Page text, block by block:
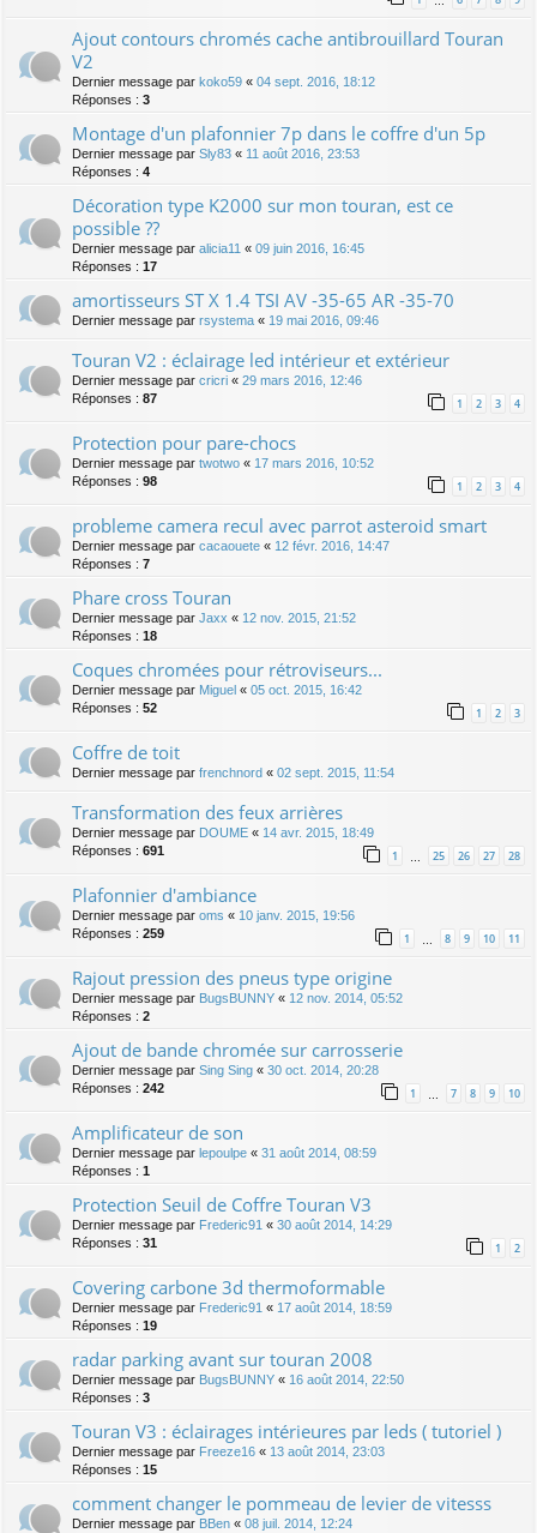
Ajout contours chromés cache antibrouillard Touran
V2
Dernier message par koko59 « 04 sept. 2016, 18:12
Réponses : 3
Montage d'un plafonnier 7p dans le coffre d'un 5p
Dernier message par Sly83 « 11 août 2016, 23:53
Réponses : 4
Décoration type K2000 sur mon touran, est ce
possible ??
Dernier message par alicia11 « 09 juin 2016, 16:45
Réponses : 17
amortisseurs ST X 1.4 TSI AV -35-65 AR -35-70
Dernier message par rsystema « 19 mai 2016, 09:46
Touran V2 : éclairage led intérieur et extérieur
Dernier message par cricri « 29 mars 2016, 12:46
Réponses : 87 1 2 3 4
Protection pour pare-chocs
Dernier message par twotwo « 17 mars 2016, 10:52
Réponses : 98 1 2 3 4
probleme camera recul avec parrot asteroid smart
Dernier message par cacaouete « 12 févr. 2016, 14:47
Réponses : 7
Phare cross Touran
Dernier message par Jaxx « 12 nov. 2015, 21:52
Réponses : 18
Coques chromées pour rétroviseurs...
Dernier message par Miguel « 05 oct. 2015, 16:42
Réponses : 52 1 2 3
Coffre de toit
Dernier message par frenchnord « 02 sept. 2015, 11:54
Transformation des feux arrières
Dernier message par DOUME « 14 avr. 2015, 18:49
Réponses : 691 1 25 26 27 28
Plafonnier d'ambiance
Dernier message par oms « 10 janv. 2015, 19:56
Réponses : 259 1 … 8 9 10 11
Rajout pression des pneus type origine
Dernier message par BugsBUNNY « 12 nov. 2014, 05:52
Réponses : 2
Ajout de bande chromée sur carrosserie
Dernier message par Sing Sing « 30 oct. 2014, 20:28
Réponses : 242 1 … 7 8 9 10
Amplificateur de son
Dernier message par lepoulpe « 31 août 2014, 08:59
Réponses : 1
Protection Seuil de Coffre Touran V3
Dernier message par Frederic91 « 30 août 2014, 14:29
Réponses : 31 1 2
Covering carbone 3d thermoformable
Dernier message par Frederic91 « 17 août 2014, 18:59
Réponses : 19
radar parking avant sur touran 2008
Dernier message par BugsBUNNY « 16 août 2014, 22:50
Réponses : 3
Touran V3 : éclairages intérieures par leds ( tutoriel )
Dernier message par Freeze16 « 13 août 2014, 23:03
Réponses : 15
comment changer le pommeau de levier de vitesss
Dernier message par BBen « 08 juil. 2014, 12:24